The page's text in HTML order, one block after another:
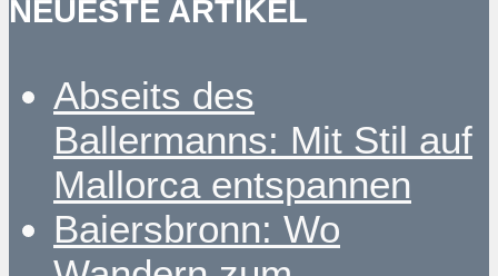
NEUESTE ARTIKEL
Abseits des
Ballermanns: Mit Stil auf
Mallorca entspannen
Baiersbronn: Wo